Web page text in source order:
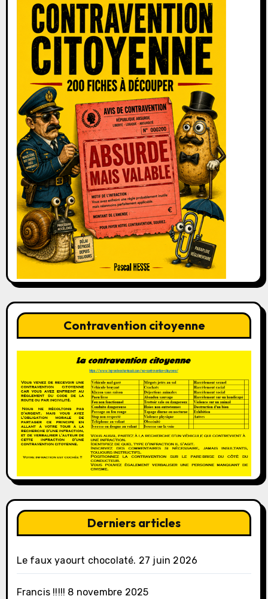
Contravention citoyenne
Derniers articles
Le faux yaourt chocolaté. 27 juin 2026
Francis !!!!! 8 novembre 2025